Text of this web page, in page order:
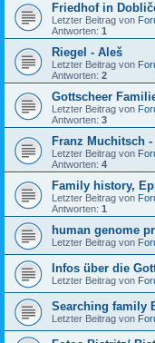
Friedhof in
Letzter Beitrag von
Antworten: 1
Riegel - Aleš
Letzter Beitrag von
Antworten: 2
Gottscheer
Letzter Beitrag von
Antworten: 3
Franz Muchitsch
Letzter Beitrag von
Antworten: 4
Family history,
Letzter Beitrag von
Antworten: 1
human genome
Letzter Beitrag von
Infos über die
Letzter Beitrag von
Searching family
Letzter Beitrag von